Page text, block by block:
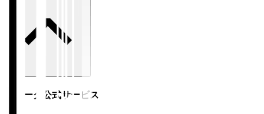
Ｊリーグ公式サービス